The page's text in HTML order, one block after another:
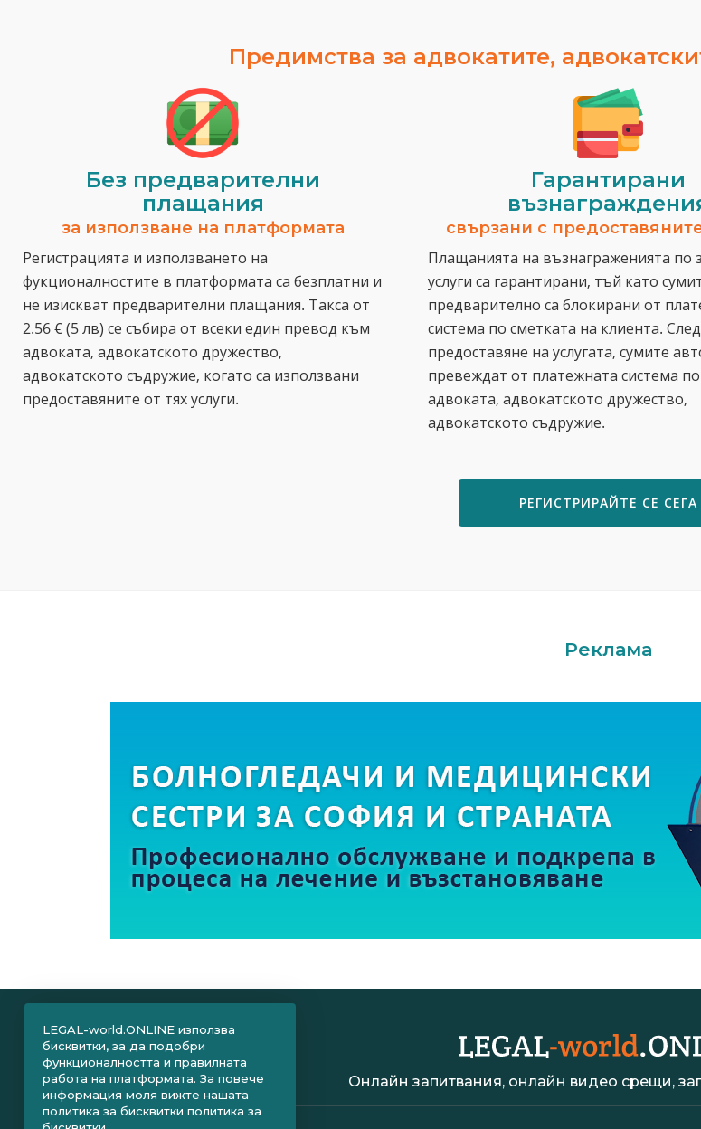
Предимства за адвокатите,
Без предварителни
плащания
за използване на платформата
Регистрацията и използването на
фукционалностите в платформата са безплатни и
не изискват предварителни плащания. Такса от
2.56 € (5 лв) се събира от всеки един превод към
адвоката, адвокатското дружество,
адвокатското съдружие, когато са използвани
предоставяните от тях услуги.
Гарантирани
свързани с
Плащанията на възнаграженията по
услуги са гарантирани, тъй като
предварително са блокирани от
система по сметката на клиента. След
предоставяне на услугата, сумите
превеждат от платежната система
адвоката, адвокатското дружество,
адвокатското съдружие.
РЕГИСТРИРАЙТЕ СЕ СЕГА
Реклама
Онлайн запитвания, онлайн видео срещи,
LEGAL-world.ONLINE използва
бисквитки, за да подобри
функционалността и правилната
работа на платформата. За повече
информация моля вижте нашата
политика за бисквитки политика за